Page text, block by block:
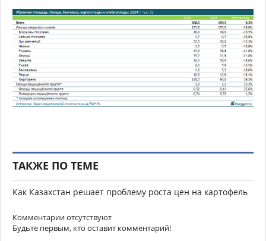
ТАКЖЕ ПО ТЕМЕ
Как Казахстан решает проблему роста цен на картофель
Комментарии отсутствуют
Будьте первым, кто оставит комментарий!